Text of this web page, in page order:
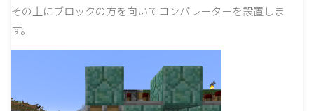
その上にブロックの方を向いてコンパレーターを設置しま
す。